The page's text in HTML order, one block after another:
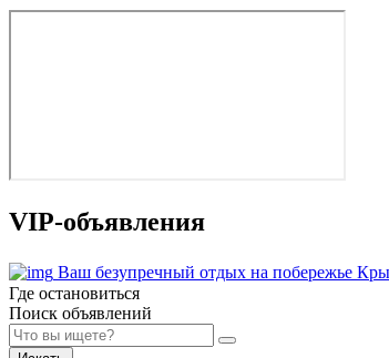
VIP-объявления
Ваш безупречный отдых на побережье
Где остановиться
Поиск объявлений